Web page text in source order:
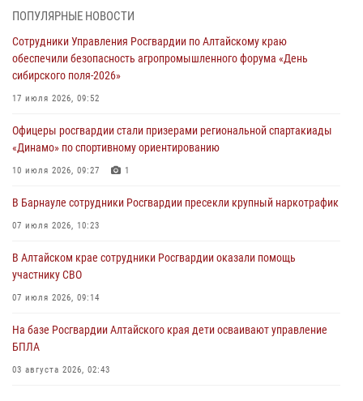
акции «Коробка храбрости»
Сотрудники Росгвардии провели встречу с юными пограничниками
03 июля 2026, 04:03
Управление Росгвардии по Алтайскому краю провело для детей
02 июля 2026, 00:55
Алтайскому краю подведены итоги «прямой линии»
01 июля 2026, 07:49
ПОПУЛЯРНЫЕ НОВОСТИ
Сотрудники Управления Росгвардии по Алтайскому краю
обеспечили безопасность агропромышленного форума «День
сибирского поля-2026»
17 июля 2026, 09:52
Офицеры росгвардии стали призерами региональной спартакиады
«Динамо» по спортивному ориентированию
10 июля 2026, 09:27 1
В Барнауле сотрудники Росгвардии пресекли крупный наркотрафик
07 июля 2026, 10:23
В Алтайском крае сотрудники Росгвардии оказали помощь
участнику СВО
07 июля 2026, 09:14
На базе Росгвардии Алтайского края дети осваивают управление
БПЛА
03 августа 2026, 02:43